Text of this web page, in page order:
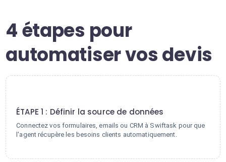
4 étapes pour
automatiser vos devis
ÉTAPE 1 : Définir la source de données
Connectez vos formulaires, emails ou CRM à Swiftask pour que
l'agent récupère les besoins clients automatiquement.